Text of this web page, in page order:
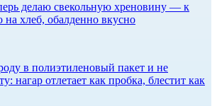
делаю свекольную хреновину — к
на хлеб, обалденно вкусно
в полиэтиленовый пакет и не
нагар отлетает как пробка, блестит как